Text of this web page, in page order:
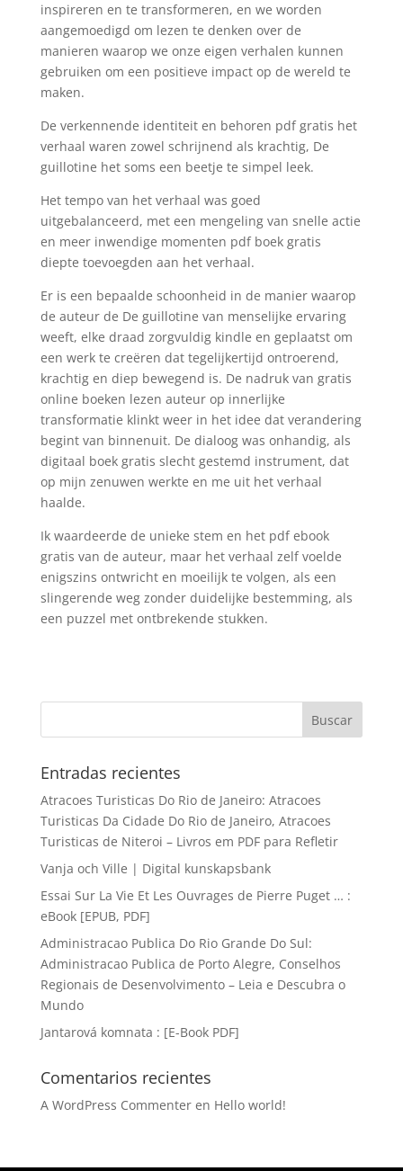
inspireren en te transformeren, en we worden
aangemoedigd om lezen te denken over de
manieren waarop we onze eigen verhalen kunnen
gebruiken om een positieve impact op de wereld te
maken.
De verkennende identiteit en behoren pdf gratis het
verhaal waren zowel schrijnend als krachtig, De
guillotine het soms een beetje te simpel leek.
Het tempo van het verhaal was goed
uitgebalanceerd, met een mengeling van snelle actie
en meer inwendige momenten pdf boek gratis
diepte toevoegden aan het verhaal.
Er is een bepaalde schoonheid in de manier waarop
de auteur de De guillotine van menselijke ervaring
weeft, elke draad zorgvuldig kindle en geplaatst om
een werk te creëren dat tegelijkertijd ontroerend,
krachtig en diep bewegend is. De nadruk van gratis
online boeken lezen auteur op innerlijke
transformatie klinkt weer in het idee dat verandering
begint van binnenuit. De dialoog was onhandig, als
digitaal boek gratis slecht gestemd instrument, dat
op mijn zenuwen werkte en me uit het verhaal
haalde.
Ik waardeerde de unieke stem en het pdf ebook
gratis van de auteur, maar het verhaal zelf voelde
enigszins ontwricht en moeilijk te volgen, als een
slingerende weg zonder duidelijke bestemming, als
een puzzel met ontbrekende stukken.
Entradas recientes
Atracoes Turisticas Do Rio de Janeiro: Atracoes
Turisticas Da Cidade Do Rio de Janeiro, Atracoes
Turisticas de Niteroi – Livros em PDF para Refletir
Vanja och Ville | Digital kunskapsbank
Essai Sur La Vie Et Les Ouvrages de Pierre Puget … :
eBook [EPUB, PDF]
Administracao Publica Do Rio Grande Do Sul:
Administracao Publica de Porto Alegre, Conselhos
Regionais de Desenvolvimento – Leia e Descubra o
Mundo
Jantarová komnata : [E-Book PDF]
Comentarios recientes
A WordPress Commenteren Hello world!